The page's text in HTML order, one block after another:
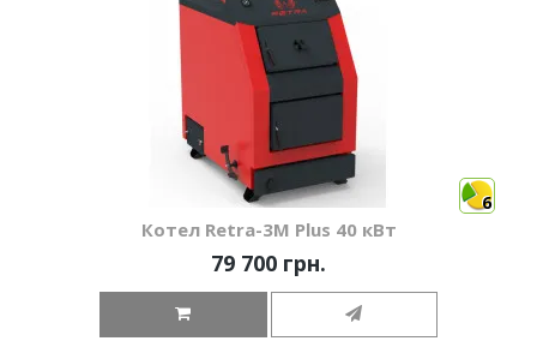
6
Котел Retra-3М Plus 40 кВт
79 700 грн.